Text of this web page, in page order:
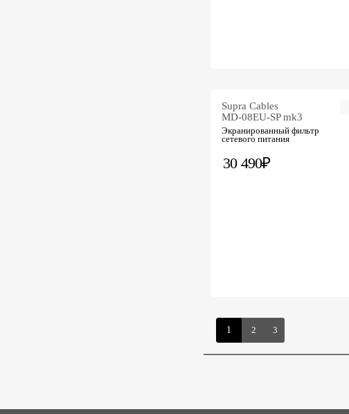
Supra Cables
MD-08EU-SP mk3
Экранированный фильтр
сетевого питания
30 490₽
1